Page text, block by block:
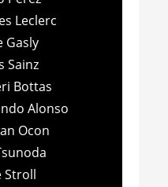
Leclerc
Gasly
Sainz
Bottas
Alonso
Ocon
Stroll